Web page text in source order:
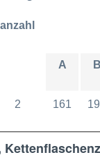
anzahl
A B
2 161